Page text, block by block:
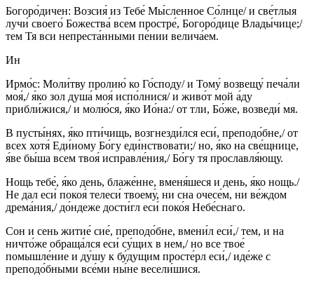
Богоро́дичен: Возсия́ из Тебе́ Мы́сленное Со́лнце/ и све́тлыя
лучи́ своего́ Божества́ всем простре́, Богоро́дице Влады́чице;/
тем Тя вси непреста́нными пе́нии велича́ем.
Ин
Ирмо́с: Моли́тву пролию́ ко Го́споду/ и Тому́ возвещу́ печа́ли
моя́,/ я́ко зол душа́ моя́ испо́лнися/ и живо́т мой а́ду
прибли́жися,/ и молю́ся, я́ко Ио́на:/ от тли, Бо́же, возведи́ мя.
В пусты́нях, я́ко пти́чищь, возгнезди́лся еси́, преподо́бне,/ от
всех хотя́ Еди́ному Бо́гу еди́нствовати;/ но, я́ко на све́щнице,
я́ве бы́ша всем твоя́ исправле́ния,/ Бо́гу тя прославля́ющу.
Нощь тебе́, я́ко день, блаже́нне, вменя́шеся и день, я́ко нощь./
Не дал еси́ покоя́ телеси́ твоему́, ни сна очесе́м, ни ве́ждом
дрема́ния,/ до́ндеже дости́гл еси́ поко́я Небе́снаго.
Сон и сень житие́ сие́, преподо́бне, вмени́л еси́,/ тем, и на
ничто́же обраща́лся еси́ су́щих в нем,/ но все твое́
помышле́ние и ду́шу к бу́дущим просте́рл еси́,/ иде́же с
преподо́бными все́ми ны́не весели́шися.